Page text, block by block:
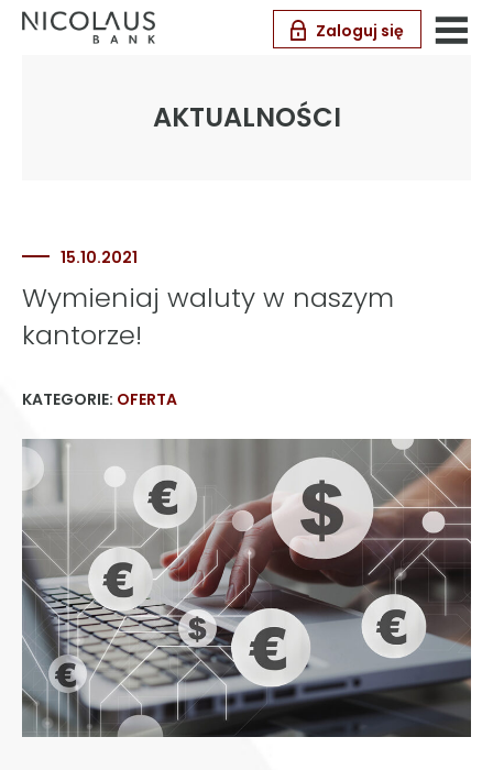
Zaloguj się
AKTUALNOŚCI
15.10.2021
Wymieniaj waluty w naszym
kantorze!
KATEGORIE: OFERTA